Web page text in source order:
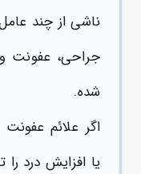
ناشی از چند
جراحی، عفونت
شده.
اگر علائم
یا افزایش درد را